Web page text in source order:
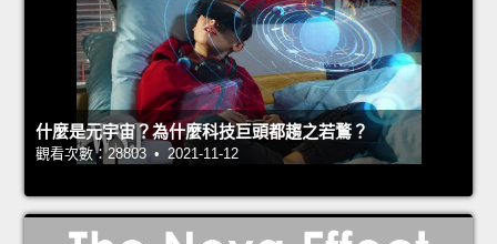
什麼是元宇宙？為什麼科技巨頭都趨之若鶩？
觀看次數：28803 • 2021-11-12